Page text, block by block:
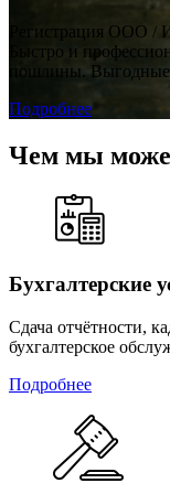
Регистрация ООО /
Быстро и
пошлины.
Подробнее
Чем мы
Бухгалтерские
Сдача отчётности,
бухгалтерское
Подробнее